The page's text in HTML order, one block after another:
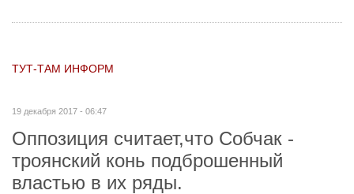
ТУТ-ТАМ ИНФОРМ
19 декабря 2017 - 06:47
Оппозиция считает,что Собчак -
троянский конь подброшенный
властью в их ряды.